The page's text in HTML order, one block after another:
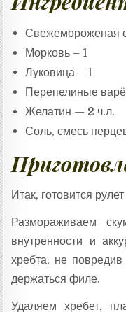
Свежемороженая
Морковь – 1
Луковица – 1
Перепелиные
Желатин — 2 ч.л.
Соль, смесь
Итак, готовится
Размораживаем
внутренности и
хребта, не
держаться филе.
Удаляем хребет,